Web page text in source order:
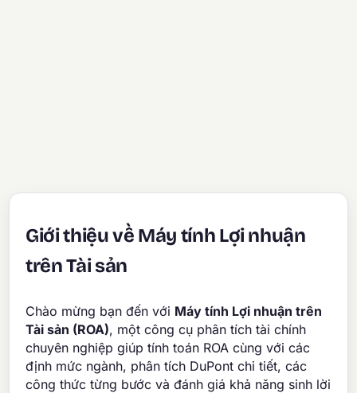
Giới thiệu về Máy tính Lợi nhuận
trên Tài sản
Chào mừng bạn đến với Máy tính Lợi nhuận trên
Tài sản (ROA), một công cụ phân tích tài chính
chuyên nghiệp giúp tính toán ROA cùng với các
định mức ngành, phân tích DuPont chi tiết, các
công thức từng bước và đánh giá khả năng sinh lời